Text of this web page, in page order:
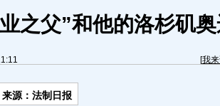
之父”和他的洛杉矶
[我
来源：法制日报